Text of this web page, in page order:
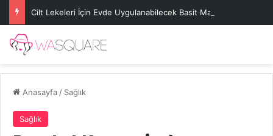
Cilt Lekeleri İçin Evde Uygulanabilecek Basit Maskeler
Anasayfa/ Sağlık
Sağlık